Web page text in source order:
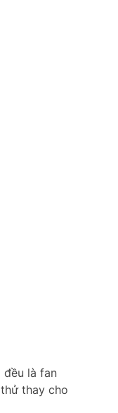
đều là fan
thay cho